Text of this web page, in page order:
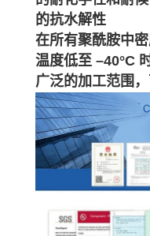
的抗水解性
在所有聚酰胺中
温度低至 –40°C
广泛的加工范围